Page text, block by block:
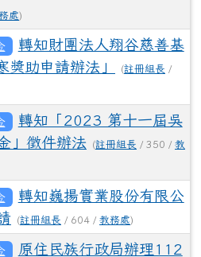
處)
轉知財團法人翔谷慈善基
助申請辦法」
(註冊組長 /
轉知「2023 第十一屆吳
」徵件辦法
(註冊組長 / 350 / 教
轉知巍揚實業股份有限公
(註冊組長 / 604 / 教務處)
原住民族行政局辦理112